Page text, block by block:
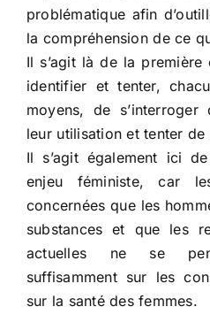
problématique afin
la compréhension de ce
Il s’agit là de la
identifier et tenter,
moyens, de
leur utilisation et tenter
Il s’agit également ici
enjeu féministe, car
concernées que les
substances et que les
actuelles ne se
suffisamment sur les
sur la santé des femmes.